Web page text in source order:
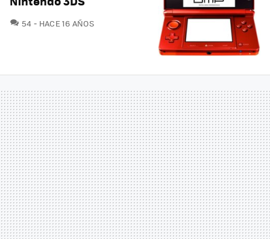
54 COMENTARIOS
HACE 16 AÑOS